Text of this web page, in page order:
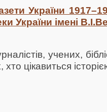
України
України імені
учених,
хто цікавиться